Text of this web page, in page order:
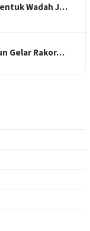
Wadah J…
Gelar Rakor…